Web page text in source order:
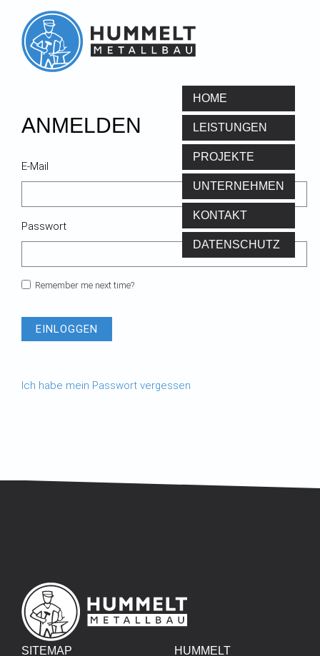
HOME
LEISTUNGEN
PROJEKTE
UNTERNEHMEN
KONTAKT
DATENSCHUTZ
ANMELDEN
E-Mail
Passwort
Remember me next time?
Ich habe mein Passwort vergessen
SITEMAP
HUMMELT